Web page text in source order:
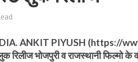
ANKIT PIYUSH (https://
रिलीज भोजपुरी व राजस्थानी फिल्मो के